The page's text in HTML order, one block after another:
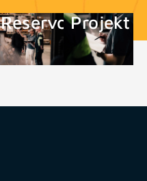
ReservdelarProjekt